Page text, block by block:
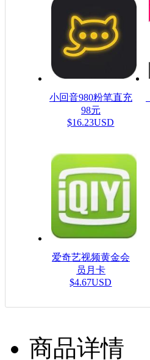
小回音980粉笔直充
98元
$16.23USD
爱奇艺视频黄金会
员月卡
$4.67USD
商品详情